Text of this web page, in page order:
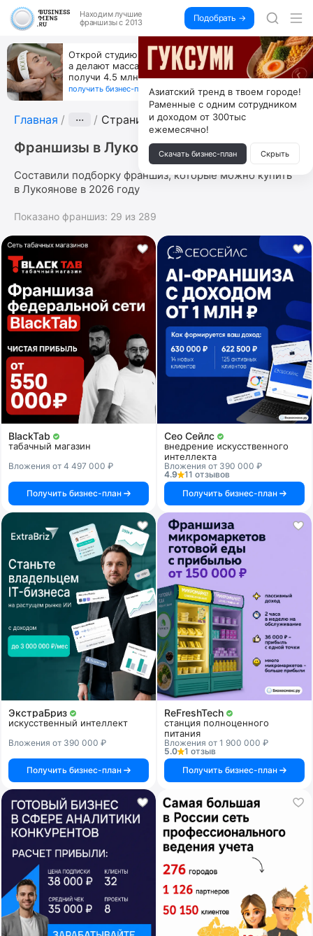
Находим лучшие
франшизы с 2013
Подобрать →
Открой студию, где не колют и не режут,
а делают массаж лица руками и в первый же год
получи 4.5 млн
получить бизнес-план ↓
Главная ··· Страница 2
Франшизы в Лукоянове
Составили подборку франшиз, которые можно купить
в Лукоянове в 2026 году
Показано франшиз: 29 из 289
BlackTab
табачный магазин
Вложения от 4 497 000 ₽
Получить бизнес-план
Сео Сейлс
внедрение искусственного
интеллекта
Вложения от 390 000 ₽
4.9
11 отзывов
Получить бизнес-план
ЭкстраБриз
искусственный интеллект
Вложения от 390 000 ₽
Получить бизнес-план
ReFreshTech
станция полноценного
питания
Вложения от 1 900 000 ₽
5.0
1 отзыв
Получить бизнес-план
Азиатский тренд в твоем городе!
Раменные с одним сотрудником
и доходом от 300тыс
ежемесячно!
Скачать бизнес-план Скрыть